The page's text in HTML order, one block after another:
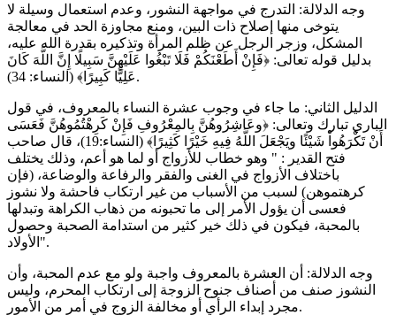
وجه الدلالة: التدرج في مواجهة النشور، وعدم استعمال وسيلة لا
يتوخى منها إصلاح ذات البين، ومنع مجاوزة الحد في معالجة
المشكل، وزجر الرجل عن ظلم المرأة وتذكيره بقدرة الله عليه،
بدليل قوله تعالى: ﴿فَإِنْ أَطَعْنَكُمْ فَلَا تَبْغُوا عَلَيْهِنَّ سَبِيلًا إِنَّ اللَّهَ كَانَ
عَلِيًّا كَبِيرًا﴾ (النساء: 34).
الدليل الثاني: ما جاء في وجوب عشرة النساء بالمعروف، في قول
الباري تبارك وتعالى: ﴿وعَاشِرُوهُنَّ بِالمِعْرُوفِ فَإِنْ كَرِهْتُمُوهُنَّ فَعَسَى
أَنْ تَكْرَهُواْ شَيْئًا ويَجْعَلَ اللَّهُ فِيهِ خَيْرًا كَثِيرًا﴾ (النساء:19)، قال صاحب
فتح القدير : " وهو خطاب للأزواج أو لما هو أعم، وذلك يختلف
باختلاف الأزواج في الغنى والفقر والرفاعة والوضاعة، (فإن
كرهتموهن) لسبب من الأسباب من غير ارتكاب فاحشة ولا نشوز
فعسى أن يؤول الأمر إلى ما تحبونه من ذهاب الكراهة وتبدلها
بالمحبة، فيكون في ذلك خير كثير من استدامة الصحبة وحصول
الأولاد".
وجه الدلالة: أن العشرة بالمعروف واجبة ولو مع عدم المحبة، وأن
النشوز صنف من أصناف جنوح الزوجة إلى ارتكاب المحرم، وليس
مجرد إبداء الرأي أو مخالفة الزوج في أمر من الأمور.